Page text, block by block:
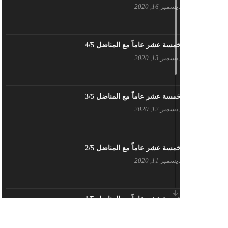
بيان حزب اليسار الديمقراطي السوري
تنويه صادر عن المكتب الإعلامي لحزب
بطاقة تهنئة – حزب اليسار الديمقراطي
أَنقِذوا اللَاجِئين السُوريين في لُبنان –
أبريل 26, 2023
ديسمبر 16, 2020
خمسة عشر عاماً مع المناضل 4/5
ديسمبر 13, 2020
خمسة عشر عاماً مع المناضل 3/5
ديسمبر 12, 2020
خمسة عشر عاماً مع المناضل 2/5
ديسمبر 11, 2020
خمسة عشر عاماً مع المناضل 1/5